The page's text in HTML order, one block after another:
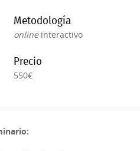
Metodología
online interactivo
Precio
550€